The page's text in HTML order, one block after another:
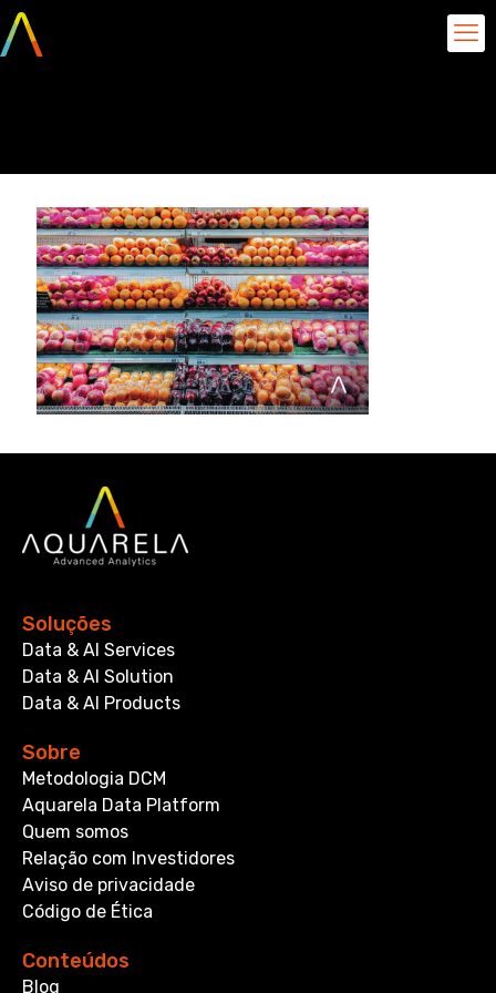
Soluções
Data & AI Services
Data & AI Solution
Data & AI Products
Sobre
Metodologia DCM
Aquarela Data Platform
Quem somos
Relação com Investidores
Aviso de privacidade
Código de Ética
Conteúdos
Blog